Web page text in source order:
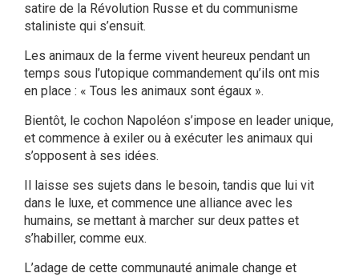
satire de la Révolution Russe et du communisme
staliniste qui s’ensuit.
Les animaux de la ferme vivent heureux pendant un
temps sous l’utopique commandement qu’ils ont mis
en place : « Tous les animaux sont égaux ».
Bientôt, le cochon Napoléon s’impose en leader unique,
et commence à exiler ou à exécuter les animaux qui
s’opposent à ses idées.
Il laisse ses sujets dans le besoin, tandis que lui vit
dans le luxe, et commence une alliance avec les
humains, se mettant à marcher sur deux pattes et
s’habiller, comme eux.
L’adage de cette communauté animale change et